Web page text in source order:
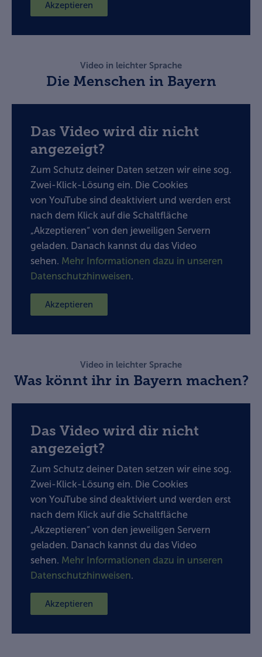
Akzeptieren
Video in leichter Sprache
Die Menschen in Bayern
Das Video wird dir nicht
angezeigt?
Zum Schutz deiner Daten setzen wir eine sog.
Zwei-Klick-Lösung ein. Die Cookies
von YouTube sind deaktiviert und werden erst
nach dem Klick auf die Schaltfläche
„Akzeptieren“ von den jeweiligen Servern
geladen. Danach kannst du das Video
sehen. Mehr Informationen dazu in unseren
Datenschutzhinweisen.
Akzeptieren
Video in leichter Sprache
Was könnt ihr in Bayern machen?
Das Video wird dir nicht
angezeigt?
Zum Schutz deiner Daten setzen wir eine sog.
Zwei-Klick-Lösung ein. Die Cookies
von YouTube sind deaktiviert und werden erst
nach dem Klick auf die Schaltfläche
„Akzeptieren“ von den jeweiligen Servern
geladen. Danach kannst du das Video
sehen. Mehr Informationen dazu in unseren
Datenschutzhinweisen.
Akzeptieren